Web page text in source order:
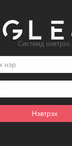
Системд нэвтрэх.
Нэвтрэх